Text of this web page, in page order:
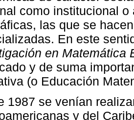
como institucional
las que se
En este
en Matemática
y de suma
(o Educación
1987 se venían
y del